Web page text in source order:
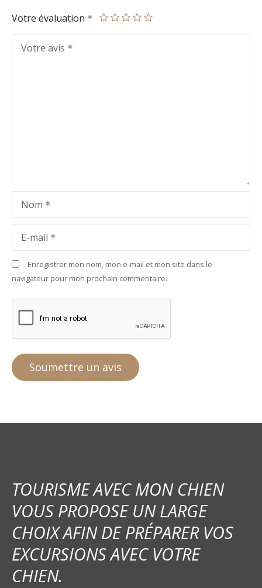
Votre évaluation
Votre avis
Nom
E-mail
Enregistrer mon nom, mon e-mail et mon site dans le
navigateur pour mon prochain commentaire.
TOURISME AVEC MON CHIEN
VOUS PROPOSE UN LARGE
CHOIX AFIN DE PRÉPARER VOS
EXCURSIONS AVEC VOTRE
CHIEN.